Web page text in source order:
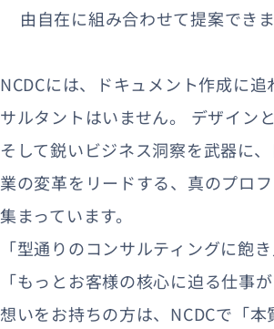
由自在に組み合わせて提案できま
NCDCには、ドキュメント作成に追
サルタントはいません。 デザイン
そして鋭いビジネス洞察を武器に
業の変革をリードする、真のプロ
集まっています。
「型通りのコンサルティングに飽き
「もっとお客様の核心に迫る仕事
想いをお持ちの方は、NCDCで「